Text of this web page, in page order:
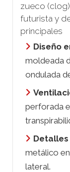
zueco (clog
futurista y
principales
Diseño
moldeada
ondulada
perforada
metálico
lateral.